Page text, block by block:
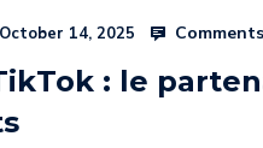
October 14, 2025
: le